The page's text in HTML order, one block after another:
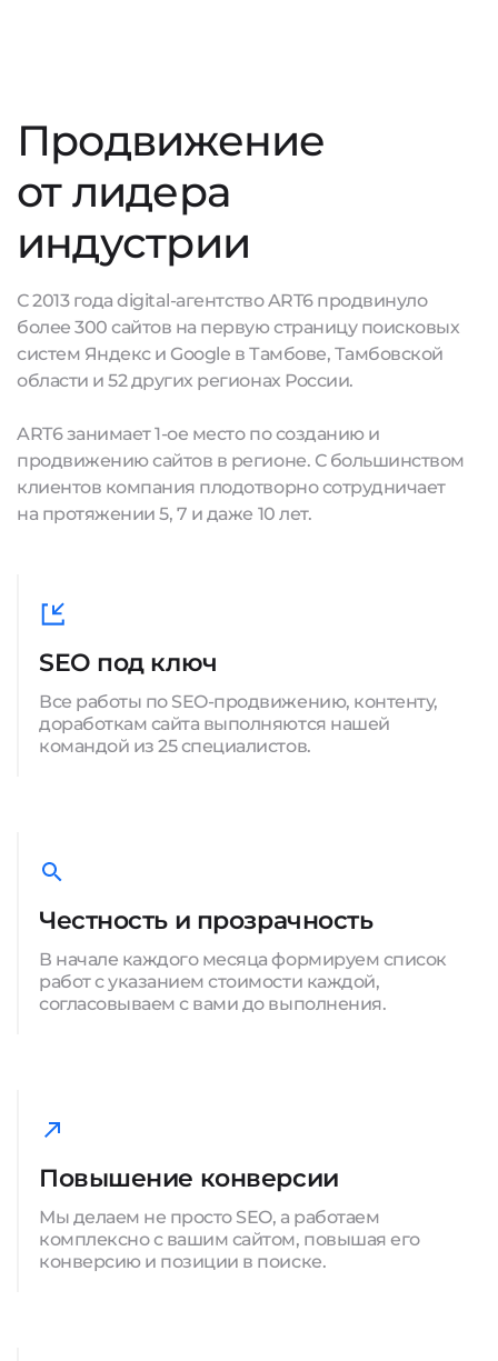
Продвижение
от лидера
индустрии
С 2013 года digital-агентство ART6 продвинуло
более 300 сайтов на первую страницу поисковых
систем Яндекс и Google в Тамбове, Тамбовской
области и 52 других регионах России.
ART6 занимает 1-ое место по созданию и
продвижению сайтов в регионе. С большинством
клиентов компания плодотворно сотрудничает
на протяжении 5, 7 и даже 10 лет.
SEO под ключ
Все работы по SEO-продвижению, контенту,
доработкам сайта выполняются нашей
командой из 25 специалистов.
Честность и прозрачность
В начале каждого месяца формируем список
работ с указанием стоимости каждой,
согласовываем с вами до выполнения.
Повышение конверсии
Мы делаем не просто SEO, а работаем
комплексно с вашим сайтом, повышая его
конверсию и позиции в поиске.